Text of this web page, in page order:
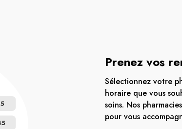
Prenez vos
Sélectionnez votre
horaire que vous
soins. Nos
pour vous